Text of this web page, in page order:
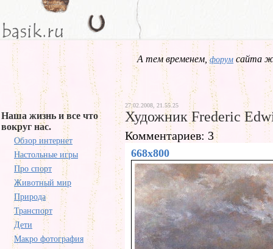
А тем временем,форум сайта
Наша жизнь и все что
вокруг нас.
Обзор интернет
Настольные игры
Про спорт
Животный мир
Природа
Транспорт
Дети
Макро фотография
27.02.2008, 21.55.25
Художник Frederic
Комментариев: 3
668x800